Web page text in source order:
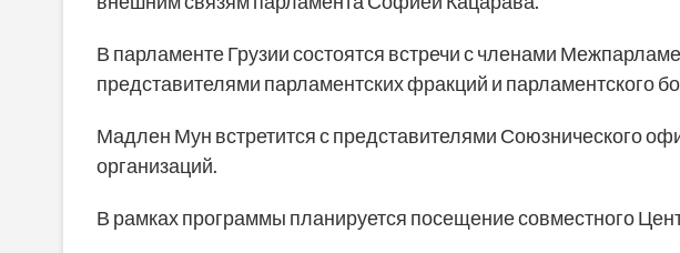
В парламенте Грузии состоятся встречи с членами
представителями парламентских фракций и парламентского
Мадлен Мун встретится с представителями Союзнического
организаций.
В рамках программы планируется посещение совместного